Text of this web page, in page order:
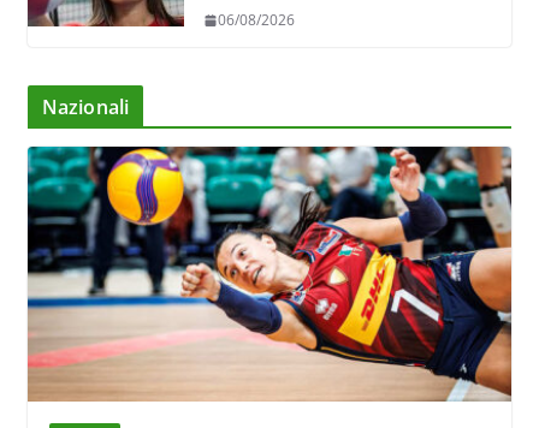
06/08/2026
Nazionali